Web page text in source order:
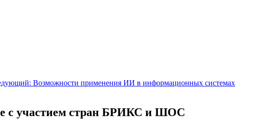
Возможности применения ИИ в информационных системах
с участием стран БРИКС и ШОС